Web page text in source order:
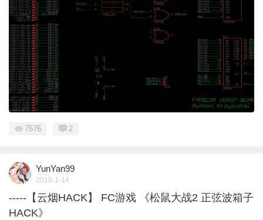
7576 2
YunYan99
2018-1-14
-----【云烟HACK】 FC游戏 《松鼠大战2 正弦波箱子
HACK》